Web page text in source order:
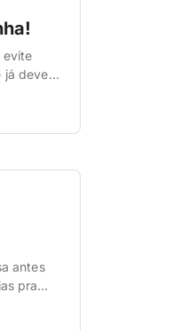
evite
já deve
antes
pra